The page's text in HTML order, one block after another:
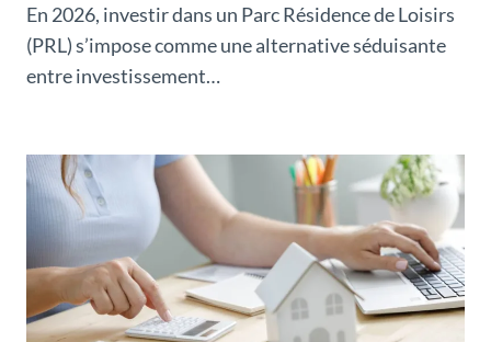
En 2026, investir dans un Parc Résidence de Loisirs
(PRL) s’impose comme une alternative séduisante
entre investissement…